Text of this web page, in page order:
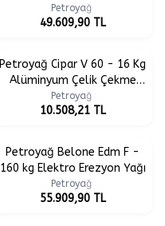
Petroyağ
49.609,90TL
Petroyağ Cipar V 60 - 16 Kg
Alüminyum Çelik Çekme
Yağı
Petroyağ
10.508,21TL
Petroyağ Belone Edm F -
160 kg Elektro Erezyon Yağı
Petroyağ
55.909,90TL